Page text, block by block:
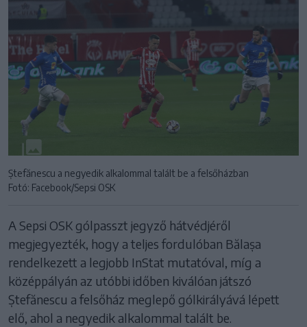
Ștefănescu a negyedik alkalommal talált be a felsőházban
Fotó: Facebook/Sepsi OSK
A Sepsi OSK gólpasszt jegyző hátvédjéről
megjegyezték, hogy a teljes fordulóban Bălașa
rendelkezett a legjobb InStat mutatóval, míg a
középpályán az utóbbi időben kiválóan játszó
Ștefănescu a felsőház meglepő gólkirályává lépett
elő, ahol a negyedik alkalommal talált be.